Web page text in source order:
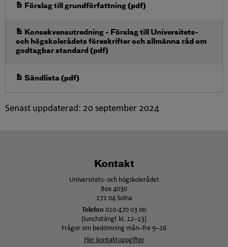
Öppna i nytt fönster
Förslag till grundförfattning (pdf)
Öppna i nytt fönster
Konsekvensutredning - Förslag till Universitets-
och högskolerådets föreskrifter och allmänna råd om
godtagbar standard (pdf)
Öppna i nytt fönster
Sändlista (pdf)
Senast uppdaterad: 20 september 2024
Kontakt
Universitets- och högskolerådet
Box 4030
171 04 Solna
Telefon 010-470 03 00
(lunchstängt kl. 12–13)
Frågor om bedömning mån–fre 9–16
Fler kontaktuppgifter